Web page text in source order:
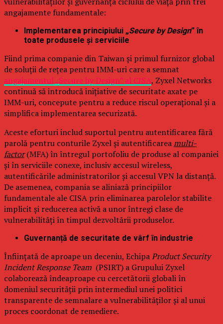
angajamente fundamentale:
Implementarea principiului „Secure by Design” în
toate produsele și serviciile
Fiind prima companie din Taiwan și primul furnizor global
de soluții de rețea pentru IMM-uri care a semnat
angajamentul „Secure by Design” al CISA, Zyxel Networks
continuă să introducă inițiative de securitate axate pe
IMM-uri, concepute pentru a reduce riscul operațional și a
simplifica implementarea securizată.
Aceste eforturi includ suportul pentru autentificarea fără
parolă pentru conturile Zyxel și autentificareamulti-
factor(MFA) în întregul portofoliu de produse al companiei
și în serviciile conexe, inclusiv accesul wireless,
autentificările administratorilor și accesul VPN la distanță.
De asemenea, compania se aliniază principiilor
fundamentale ale CISA prin eliminarea parolelor stabilite
implicit și reducerea activă a unor întregi clase de
vulnerabilități în timpul dezvoltării produselor.
Guvernanță de securitate de vârf în industrie
Înființată de aproape un deceniu, EchipaProduct Security
Incident Response Team (PSIRT) a Grupului Zyxel
colaborează îndeaproape cu cercetătorii globali în
domeniul securității prin intermediul unei politici
transparente de semnalare a vulnerabilităților și al unui
proces coordonat de remediere.